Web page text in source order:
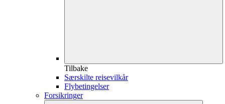
Tilbake
Særskilte reisevilkår
Flybetingelser
Forsikringer